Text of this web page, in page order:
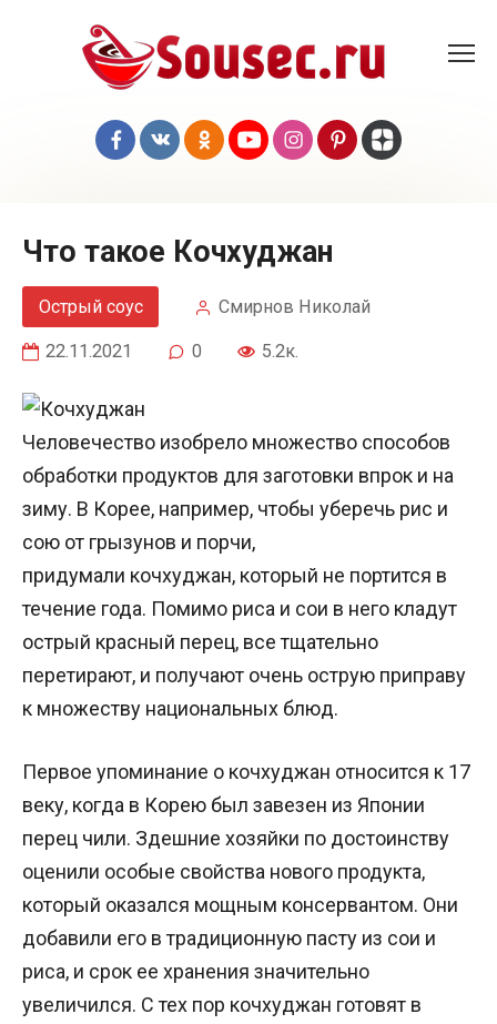
Что такое Кочхуджан
Острый соус Смирнов Николай
22.11.2021 0 5.2к.
Человечество изобрело множество способов
обработки продуктов для заготовки впрок и на
зиму. В Корее, например, чтобы уберечь рис и
сою от грызунов и порчи,
придумали кочхуджан, который не портится в
течение года. Помимо риса и сои в него кладут
острый красный перец, все тщательно
перетирают, и получают очень острую приправу
к множеству национальных блюд.
Первое упоминание о кочхуджан относится к 17
веку, когда в Корею был завезен из Японии
перец чили. Здешние хозяйки по достоинству
оценили особые свойства нового продукта,
который оказался мощным консервантом. Они
добавили его в традиционную пасту из сои и
риса, и срок ее хранения значительно
увеличился. С тех пор кочхуджан готовят в